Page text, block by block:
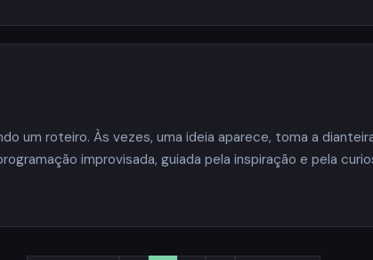
um roteiro. Às vezes, uma ideia aparece, toma a
improvisada, guiada pela inspiração e pela